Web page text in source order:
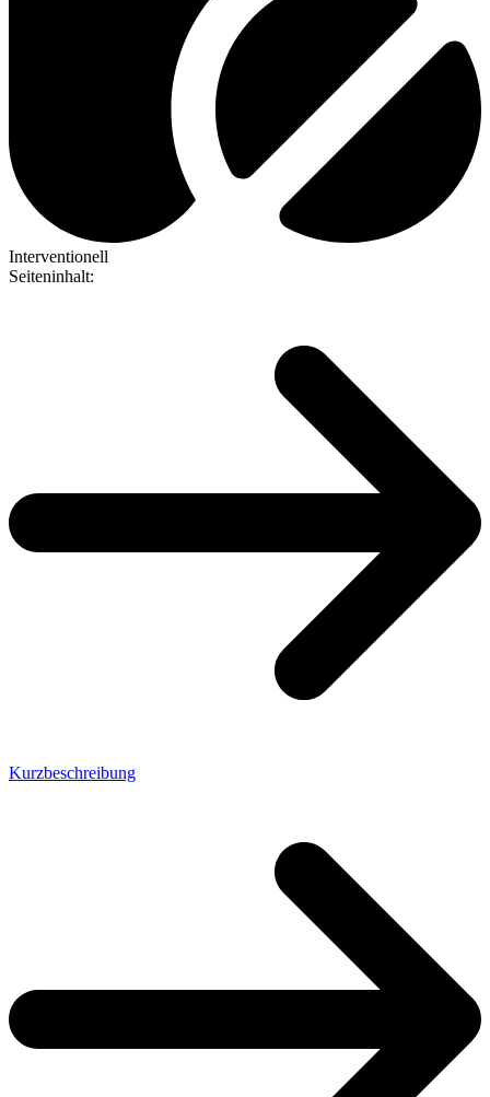
Interventionell
Seiteninhalt:
Kurzbeschreibung